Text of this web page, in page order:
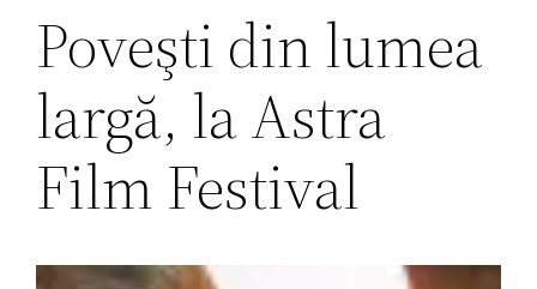
Poveşti din lumea
largă, la Astra
Film Festival